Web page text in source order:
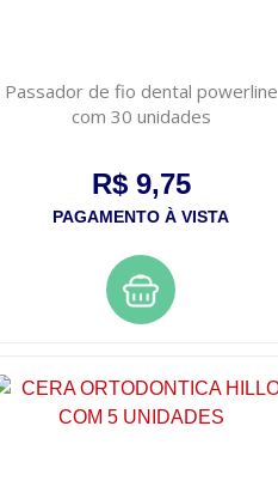
Passador de fio dental powerline
com 30 unidades
R$ 9,75
PAGAMENTO À VISTA